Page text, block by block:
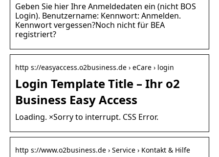
Geben Sie hier Ihre Anmeldedaten ein (nicht BOS
Login). Benutzername: Kennwort: Anmelden.
Kennwort vergessen?Noch nicht für BEA
registriert?
http s://easyaccess.o2business.de › eCare › login
Login Template Title – Ihr o2
Business Easy Access
Loading. ×Sorry to interrupt. CSS Error.
http s://www.o2business.de › Service › Kontakt & Hilfe